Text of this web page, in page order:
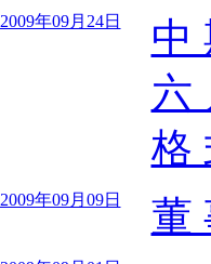
2009年09月24日
中
六
格
2009年09月09日 董